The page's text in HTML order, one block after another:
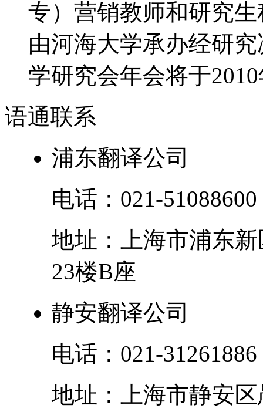
专）营销教师和研究
由河海大学承办经研
学研究会年会将于
语通联系
浦东翻译公司
电话： 021-51088600
地址：
上海市浦东新
23楼B座
静安翻译公司
电话： 021-31261886
地址：
上海市静安区